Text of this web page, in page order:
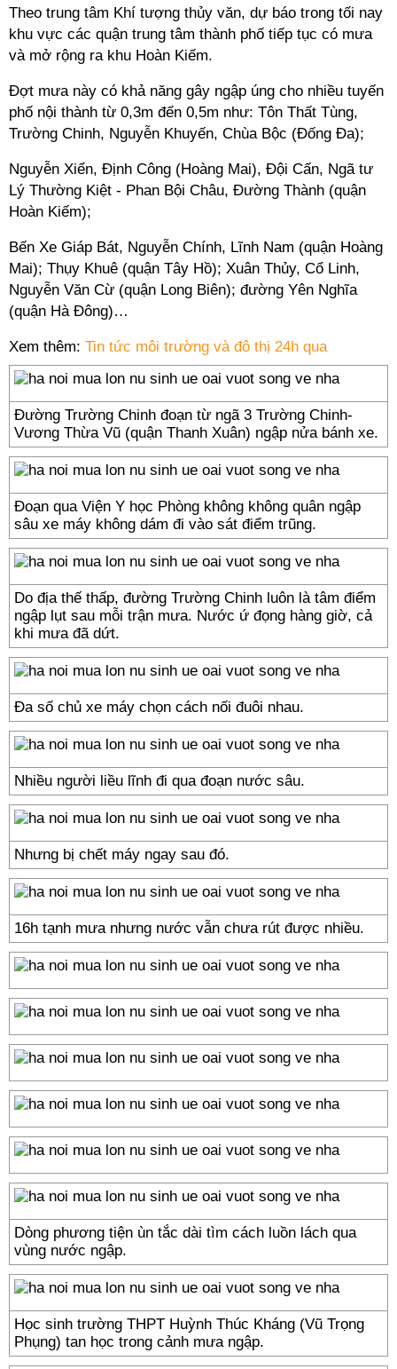
Theo trung tâm Khí tượng thủy văn, dự báo trong tối nay
khu vực các quận trung tâm thành phố tiếp tục có mưa
và mở rộng ra khu Hoàn Kiếm.
Đợt mưa này có khả năng gây ngập úng cho nhiều tuyến
phố nội thành từ 0,3m đến 0,5m như: Tôn Thất Tùng,
Trường Chinh, Nguyễn Khuyến, Chùa Bộc (Đống Đa);
Nguyễn Xiển, Định Công (Hoàng Mai), Đội Cấn, Ngã tư
Lý Thường Kiệt - Phan Bội Châu, Đường Thành (quận
Hoàn Kiếm);
Bến Xe Giáp Bát, Nguyễn Chính, Lĩnh Nam (quận Hoàng
Mai); Thụy Khuê (quận Tây Hồ); Xuân Thủy, Cổ Linh,
Nguyễn Văn Cừ (quận Long Biên); đường Yên Nghĩa
(quận Hà Đông)…
Xem thêm: Tin tức môi trường và đô thị 24h qua
Đường Trường Chinh đoạn từ ngã 3 Trường Chinh-
Vương Thừa Vũ (quận Thanh Xuân) ngập nửa bánh xe.
Đoạn qua Viện Y học Phòng không không quân ngập
sâu xe máy không dám đi vào sát điểm trũng.
Do địa thế thấp, đường Trường Chinh luôn là tâm điểm
ngập lụt sau mỗi trận mưa. Nước ứ đọng hàng giờ, cả
khi mưa đã dứt.
Đa số chủ xe máy chọn cách nối đuôi nhau.
Nhiều người liều lĩnh đi qua đoạn nước sâu.
Nhưng bị chết máy ngay sau đó.
16h tạnh mưa nhưng nước vẫn chưa rút được nhiều.
Dòng phương tiện ùn tắc dài tìm cách luồn lách qua
vùng nước ngập.
Học sinh trường THPT Huỳnh Thúc Kháng (Vũ Trọng
Phụng) tan học trong cảnh mưa ngập.